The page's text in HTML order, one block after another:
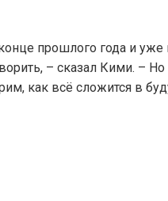
прошлого года и уже
– сказал Кими. –
как всё сложится в